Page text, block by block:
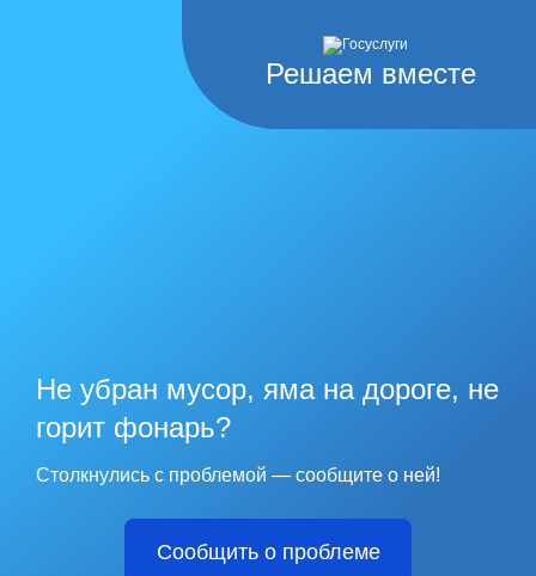
Решаем вместе
Не убран мусор, яма на дороге, не
горит фонарь?
Столкнулись с проблемой — сообщите о ней!
Сообщить о проблеме